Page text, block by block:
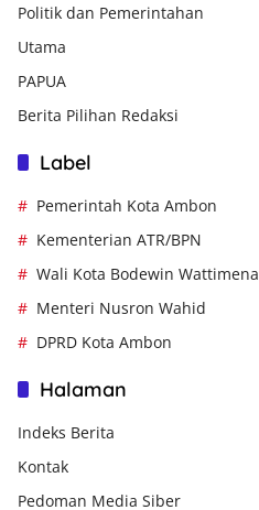
Politik dan Pemerintahan
Utama
PAPUA
Berita Pilihan Redaksi
Label
Pemerintah Kota Ambon
Kementerian ATR/BPN
Wali Kota Bodewin Wattimena
Menteri Nusron Wahid
DPRD Kota Ambon
Halaman
Indeks Berita
Kontak
Pedoman Media Siber